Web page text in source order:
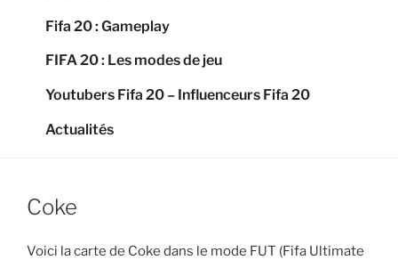
Fifa 20 : Gameplay
FIFA 20 : Les modes de jeu
Youtubers Fifa 20 – Influenceurs Fifa 20
Actualités
Coke
Voici la carte de Coke dans le mode FUT (Fifa Ultimate